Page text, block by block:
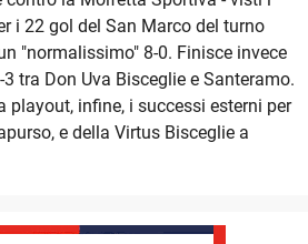
i 22 gol del San Marco del turno
"normalissimo" 8-0. Finisce invece
tra Don Uva Bisceglie e Santeramo.
infine, i successi esterni per
e della Virtus Bisceglie a